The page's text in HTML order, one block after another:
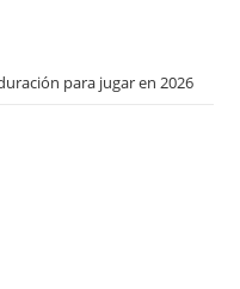
para jugar en 2026